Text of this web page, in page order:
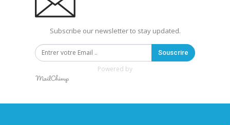
Subscribe our newsletter to stay updated.
Souscrire
Powered by